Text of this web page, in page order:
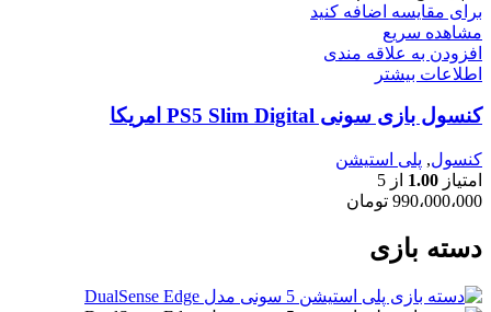
برای مقایسه اضافه کنید
مشاهده سریع
افزودن به علاقه مندی
اطلاعات بیشتر
کنسول بازی سونی PS5 Slim Digital امریکا
کنسول, پلی استیشن
امتیاز 1.00 از 5
990،000،000 تومان
دسته بازی